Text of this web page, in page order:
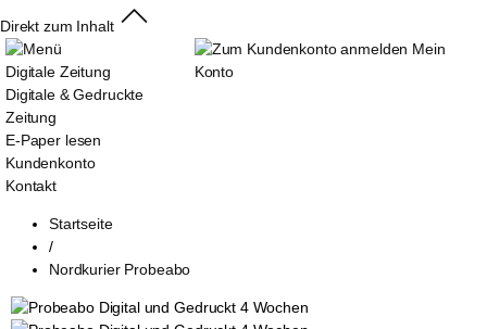
Direkt zum Inhalt
Digitale Zeitung
Digitale & Gedruckte
Zeitung
E-Paper lesen
Kundenkonto
Kontakt
Mein
Konto
Startseite
/
Nordkurier Probeabo